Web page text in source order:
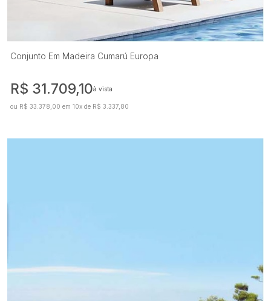
Conjunto Em Madeira Cumarú Europa
R$ 31.709,10à vista
ou R$ 33.378,00 em 10x de R$ 3.337,80